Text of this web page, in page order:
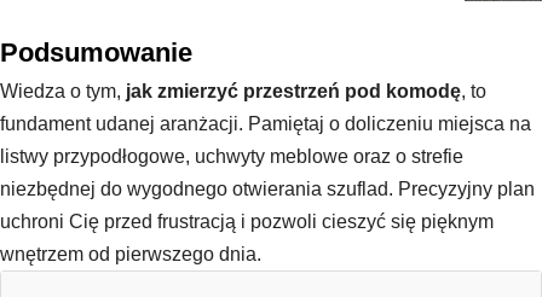
Podsumowanie
Wiedza o tym, jak zmierzyć przestrzeń pod komodę, to
fundament udanej aranżacji. Pamiętaj o doliczeniu miejsca na
listwy przypodłogowe, uchwyty meblowe oraz o strefie
niezbędnej do wygodnego otwierania szuflad. Precyzyjny plan
uchroni Cię przed frustracją i pozwoli cieszyć się pięknym
wnętrzem od pierwszego dnia.